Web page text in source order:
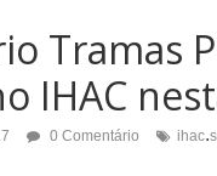
Tramas
IHAC
0 Comentário ihac.